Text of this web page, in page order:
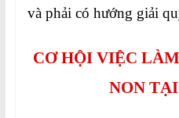
và phải có hướng giải
CƠ HỘI VIỆC
NON